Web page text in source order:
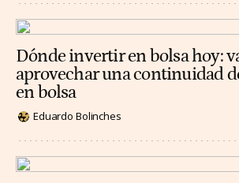
Dónde invertir en bolsa hoy:
aprovechar una continuidad
en bolsa
Eduardo Bolinches